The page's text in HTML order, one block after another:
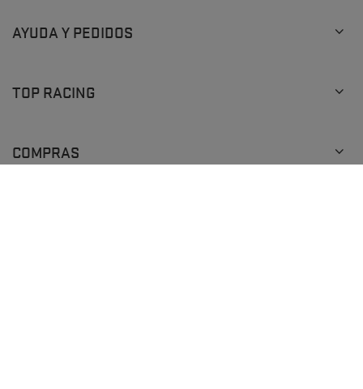
AYUDA Y PEDIDOS
TOP RACING
COMPRAS